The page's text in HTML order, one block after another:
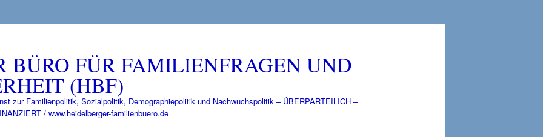
BÜRO FÜR FAMILIENFRAGEN UND
(HBF)
zur Familienpolitik, Sozialpolitik, Demographiepolitik und Nachwuchspolitik – ÜBERPARTEILICH –
/ www.heidelberger-familienbuero.de